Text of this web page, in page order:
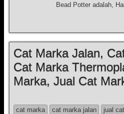
Bead Potter adalah,
Cat Marka Jalan,
Cat Marka
Marka, Jual Cat
cat marka
cat marka jalan
jual